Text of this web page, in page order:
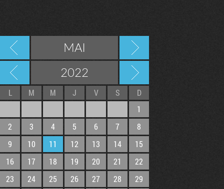
MAI
2022
L M M J V S
D
1
2
3 4 5 6 7
8
9
10 11 12 13 14
15
16
17 18 19 20 21
22
23
24 25 26 27 28
29